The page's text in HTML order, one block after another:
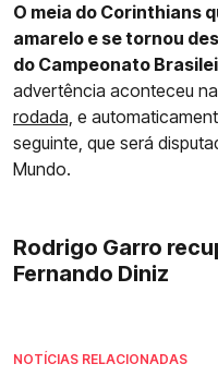
O meia do Corinthians
amarelo e se tornou
do Campeonato
advertência aconteceu na
rodada, e
seguinte, que será
Mundo.
Rodrigo Garro
Fernando Diniz
NOTÍCIAS RELACIONADAS